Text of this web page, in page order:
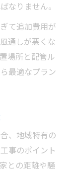
要性
なりません。
て追加費用が
通しが悪くな
場所と配管ル
最適なプラン
、地域特有の
事のポイント
との距離や騒